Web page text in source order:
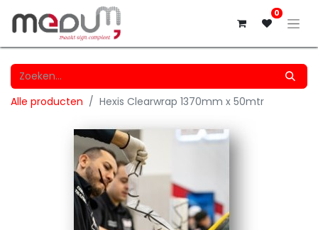
0
Alle producten Hexis Clearwrap 1370mm x 50mtr